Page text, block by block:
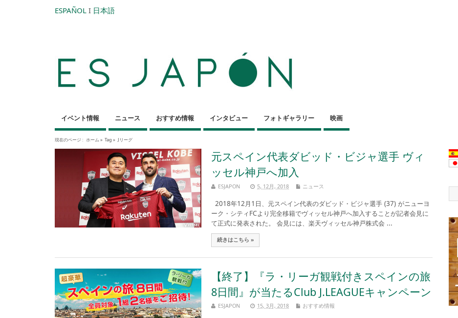
ESPAÑOL I 日本語
イベント情報 ニュース おすすめ情報 インタビュー フォトギャラリー 映画
現在のページ : ホーム » Tag » Jリーグ
元スペイン代表ダビッド・ビジャ選手 ヴィ
ッセル神戸へ加入
ESJAPON 5, 12月, 2018 ニュース
2018年12月1日、元スペイン代表のダビッド・ビジャ選手 (37) がニューヨ
ーク・シティFCより完全移籍でヴィッセル神戸へ加入することが記者会見に
て正式に発表された。 会見には、楽天ヴィッセル神戸株式会 ...
続きはこちら »
【終了】『ラ・リーガ観戦付きスペインの旅
8日間』が当たるClub J.LEAGUEキャンペーン
ESJAPON 15, 3月, 2018 おすすめ情報